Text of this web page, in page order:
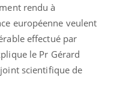
rendu à
européenne veulent
effectué par
le Pr Gérard
scientifique de